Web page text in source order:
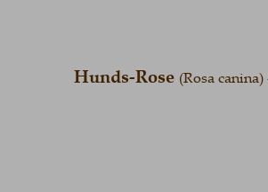
Hunds-Rose (Rosa